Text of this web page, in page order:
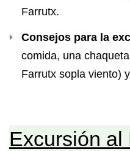
Farrutx.
Consejos para la
comida, una
Farrutx sopla viento)
Excursión al